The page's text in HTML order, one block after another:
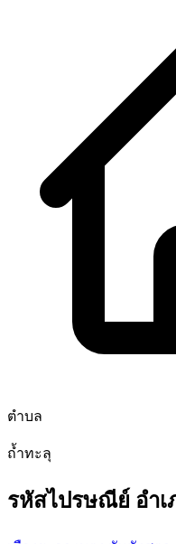
ตำบล
ถ้ำทะลุ
รหัสไปรษณีย์ อำเ